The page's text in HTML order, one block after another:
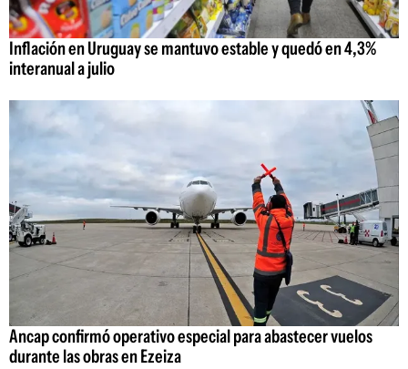
Inflación en Uruguay se mantuvo estable y quedó en 4,3%
interanual a julio
Ancap confirmó operativo especial para abastecer vuelos
durante las obras en Ezeiza